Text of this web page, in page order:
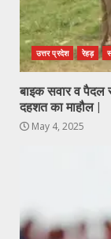
उत्तर प्रदेश रेहड़
बाइक सवार व पैदल
दहशत का माहौल |
May 4, 2025